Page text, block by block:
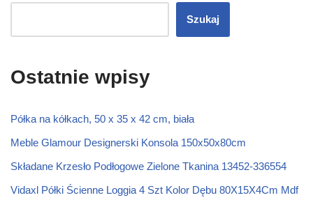
Szukaj
Ostatnie wpisy
Półka na kółkach, 50 x 35 x 42 cm, biała
Meble Glamour Designerski Konsola 150x50x80cm
Składane Krzesło Podłogowe Zielone Tkanina 13452-336554
Vidaxl Półki Ścienne Loggia 4 Szt Kolor Dębu 80X15X4Cm Mdf